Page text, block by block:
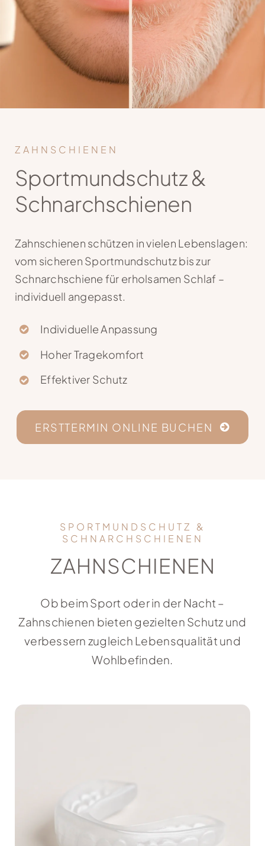
Kontakt
ZAHNSCHIENEN
Sportmundschutz &
Schnarchschienen
Zahnschienen schützen in vielen Lebenslagen:
vom sicheren Sportmundschutz bis zur
Schnarchschiene für erholsamen Schlaf –
individuell angepasst.
Individuelle Anpassung
Hoher Tragekomfort
Effektiver Schutz
ERSTTERMIN ONLINE BUCHEN
SPORTMUNDSCHUTZ &
SCHNARCHSCHIENEN
ZAHNSCHIENEN
Ob beim Sport oder in der Nacht –
Zahnschienen bieten gezielten Schutz und
verbessern zugleich Lebensqualität und
Wohlbefinden.